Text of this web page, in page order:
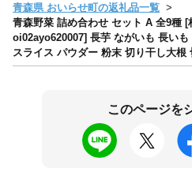
青森県 おいらせ町の返礼品一覧
青森野菜 詰め合わせ セット A 全9種
oi02ayo620007] 長芋 ながいも 長い
スライス パウダー 粉末 切り干し大根
このページを